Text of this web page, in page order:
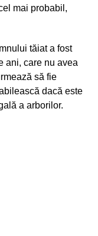
mai probabil,
tăiat a fost
ani, care nu avea
să fie
dacă este
a arborilor.